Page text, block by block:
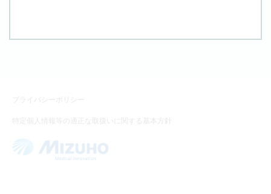
プライバシーポリシー
特定個人情報等の適正な取扱いに関する基本方針